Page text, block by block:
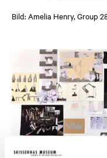
Bild: Amelia Henry, Group